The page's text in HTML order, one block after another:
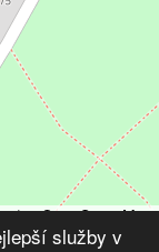
| © OpenStreetMap
služby v